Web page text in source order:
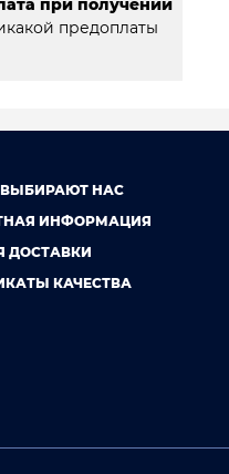
при получении
предоплаты
НАС
ИНФОРМАЦИЯ
ДОСТАВКИ
КАЧЕСТВА